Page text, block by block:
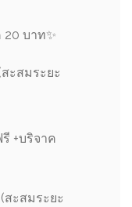
20 บาท✨
ะสมระยะ
+บริจาค
สะสมระยะ